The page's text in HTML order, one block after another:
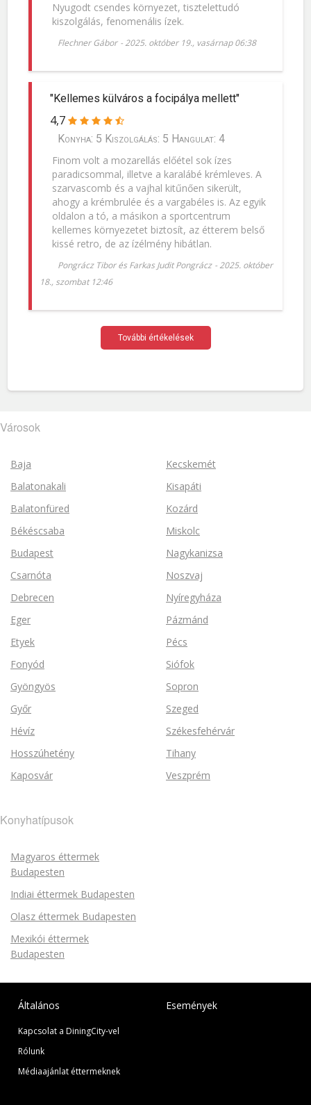
Nyugodt csendes környezet, tisztelettudó
kiszolgálás, fenomenális ízek.
Flechner Gábor -2025. október 19., vasárnap 06:38
"Kellemes külváros a focipálya mellett"
4,7
Konyha: 5 Kiszolgálás: 5 Hangulat: 4
Finom volt a mozarellás előétel sok ízes
paradicsommal, illetve a karalábé krémleves. A
szarvascomb és a vajhal kitűnően sikerült,
ahogy a krémbrulée és a vargabéles is. Az egyik
oldalon a tó, a másikon a sportcentrum
kellemes környezetet biztosít, az étterem belső
kissé retro, de az ízélmény hibátlan.
Pongrácz Tibor és Farkas Judit Pongrácz -2025. október
18., szombat 12:46
További értékelések
Városok
Baja
Balatonakali
Balatonfüred
Békéscsaba
Budapest
Csarnóta
Debrecen
Eger
Etyek
Fonyód
Gyöngyös
Győr
Hévíz
Hosszúhetény
Kaposvár
Kecskemét
Kisapáti
Kozárd
Miskolc
Nagykanizsa
Noszvaj
Nyíregyháza
Pázmánd
Pécs
Siófok
Sopron
Szeged
Székesfehérvár
Tihany
Veszprém
Konyhatípusok
Magyaros éttermek
Budapesten
Indiai éttermek Budapesten
Olasz éttermek Budapesten
Mexikói éttermek
Budapesten
Általános
Kapcsolat a DiningCity-vel
Rólunk
Médiaajánlat éttermeknek
Események